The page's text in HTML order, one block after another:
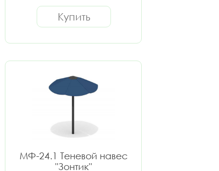
Купить
МФ-24.1 Теневой навес
"Зонтик"